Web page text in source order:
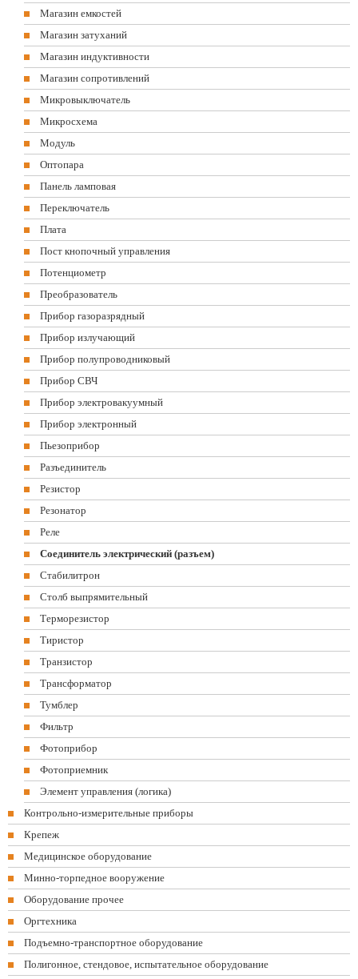
Магазин емкостей
Магазин затуханий
Магазин индуктивности
Магазин сопротивлений
Микровыключатель
Микросхема
Модуль
Оптопара
Панель ламповая
Переключатель
Плата
Пост кнопочный управления
Потенциометр
Преобразователь
Прибор газоразрядный
Прибор излучающий
Прибор полупроводниковый
Прибор СВЧ
Прибор электровакуумный
Прибор электронный
Пьезоприбор
Разъединитель
Резистор
Резонатор
Реле
Соединитель электрический (разъем)
Стабилитрон
Столб выпрямительный
Терморезистор
Тиристор
Транзистор
Трансформатор
Тумблер
Фильтр
Фотоприбор
Фотоприемник
Элемент управления (логика)
Контрольно-измерительные приборы
Крепеж
Медицинское оборудование
Минно-торпедное вооружение
Оборудование прочее
Оргтехника
Подъемно-транспортное оборудование
Полигонное, стендовое, испытательное оборудование